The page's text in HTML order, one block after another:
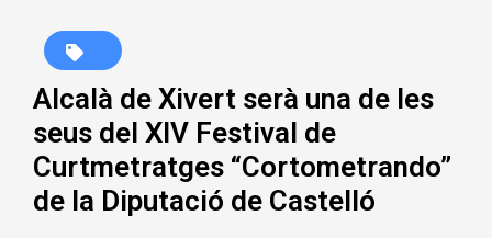
Alcalà de Xivert serà una de les
seus del XIV Festival de
Curtmetratges “Cortometrando”
de la Diputació de Castelló